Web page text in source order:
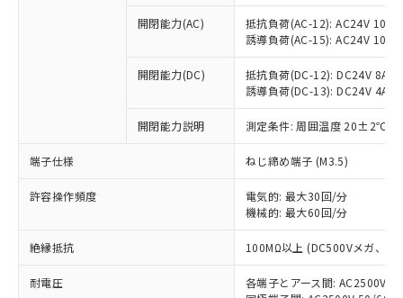
開閉能力(AC)
抵抗負荷(AC-12): AC24V 10A/
誘導負荷(AC-15): AC24V
開閉能力(DC)
抵抗負荷(DC-12): DC24V 8A/
誘導負荷(DC-13): DC24V 4A/
開閉能力説明 測定条件: 周囲温度 20±2℃、
端子仕様 ねじ締め端子 (M3.5)
許容操作頻度
電気的: 最大30回/分
機械的: 最大60回/分
絶縁抵抗 100MΩ以上 (DC500Vメガ、点
耐電圧
各端子とアース間: AC2500V
以下の条件をお読みいただき、同意のうえ
本サービスは、当社制御機器事業取扱
商品の当社在庫状況および標準価格
(税抜)を提供させていただくもので
当社制御機器事業取扱商品の中には、
本サービスの対象外となる商品もある
ことをご了承ください。
在庫状況および標準価格照会結果は、
記載している更新日時点での社内デー
タに基づき作成されるものであり、閲
準価格とは異なる場合があることをご
対応予定なし：EU RoHS指令（10物質）の
非含有に非対応の商品で、対応品を出す予
調査・確認中：EU RoHS指令（10物質）の
非含有の対応状況を調査中または確認中の
非該当品：ライセンス料など無形物で、有
害物質有無と関係のない商品です。
仕入先様の事情により、非含有部品として
いたものが、含有品と判明した場合などや
むを得ず変更することがあります。
*EU RoHS指令（10物質）：
鉛(Pb) 1000ppm以下、 水銀(Hg) 1000ppm以下、 カド
六価クロム(Cr(Ⅵ)) 1000ppm以下、ポリ臭化ビフェニル
「○」：最大均質材料含有率が中国RoHSの
基準値以下であることを示します。
「×」：最大均質材料含有率が中国RoHSの
基準値を超えていることを示します。
「－」：未確認です。当社販売部門へお問
当社は、これら貴社製品のうち、外国
為替および外国貿易法に定める商品
（以下｢規制貨物等」という）を輸出
または国外への提供する場合は、日本
国政府の輸出許可(または役務取引許
可)を取得するなどの必要な手続きを